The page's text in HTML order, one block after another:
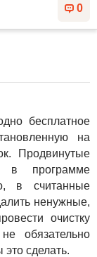
0
бесплатное
на
Продвинутые
в программе
в считанные
ненужные,
очистку
обязательно
сделать.